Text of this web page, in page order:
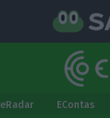
eRadar EContas